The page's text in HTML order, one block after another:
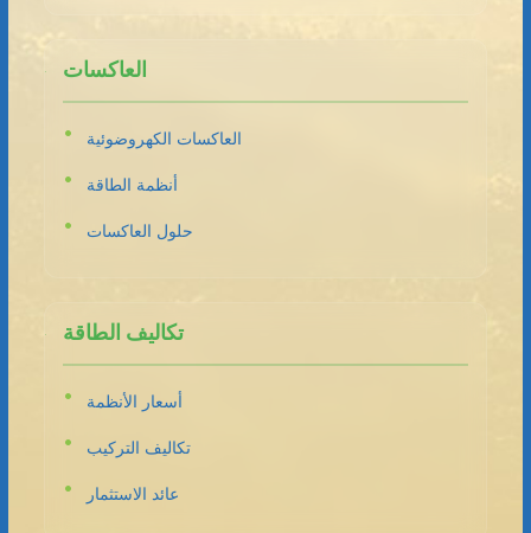
العاكسات
العاكسات الكهروضوئية
أنظمة الطاقة
حلول العاكسات
تكاليف الطاقة
أسعار الأنظمة
تكاليف التركيب
عائد الاستثمار